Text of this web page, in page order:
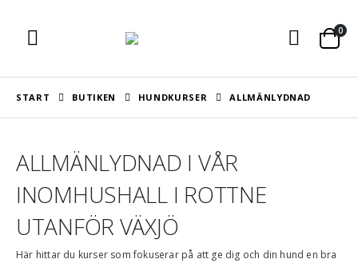
0
START BUTIKEN HUNDKURSER ALLMÄNLYDNAD
ALLMÄNLYDNAD I VÅR
INOMHUSHALL I ROTTNE
UTANFÖR VÄXJÖ
Här hittar du kurser som fokuserar på att ge dig och din hund en bra